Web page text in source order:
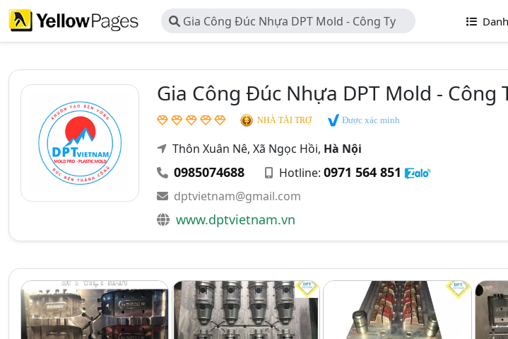
Gia Công Đúc Nhựa DPT Mold - Công Ty
TNHH DPT Mold Việt Nam
Gia Công Đúc Nhựa DPT Mold - Công
NHÀ TÀI TRỢ Được xác minh
Thôn Xuân Nê, Xã Ngọc Hồi, Hà Nội
0985074688 Hotline: 0971 564 851
dptvietnam@gmail.com
www.dptvietnam.vn